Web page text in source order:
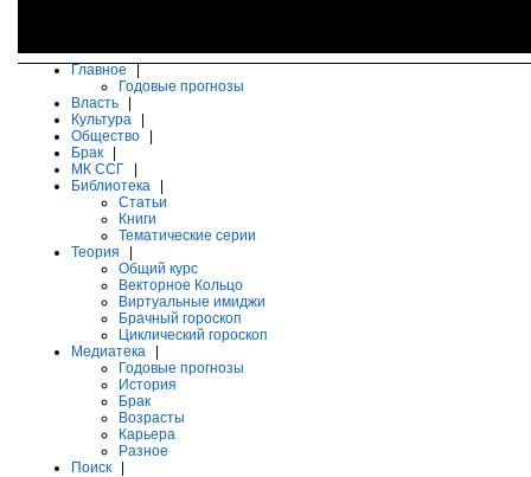
Главное
Годовые прогнозы
Власть
Культура
Общество
Брак
МК ССГ
Библиотека
Статьи
Книги
Тематические серии
Теория
Общий курс
Векторное Кольцо
Виртуальные имиджи
Брачный гороскоп
Циклический гороскоп
Медиатека
Годовые прогнозы
История
Брак
Возрасты
Карьера
Разное
Поиск